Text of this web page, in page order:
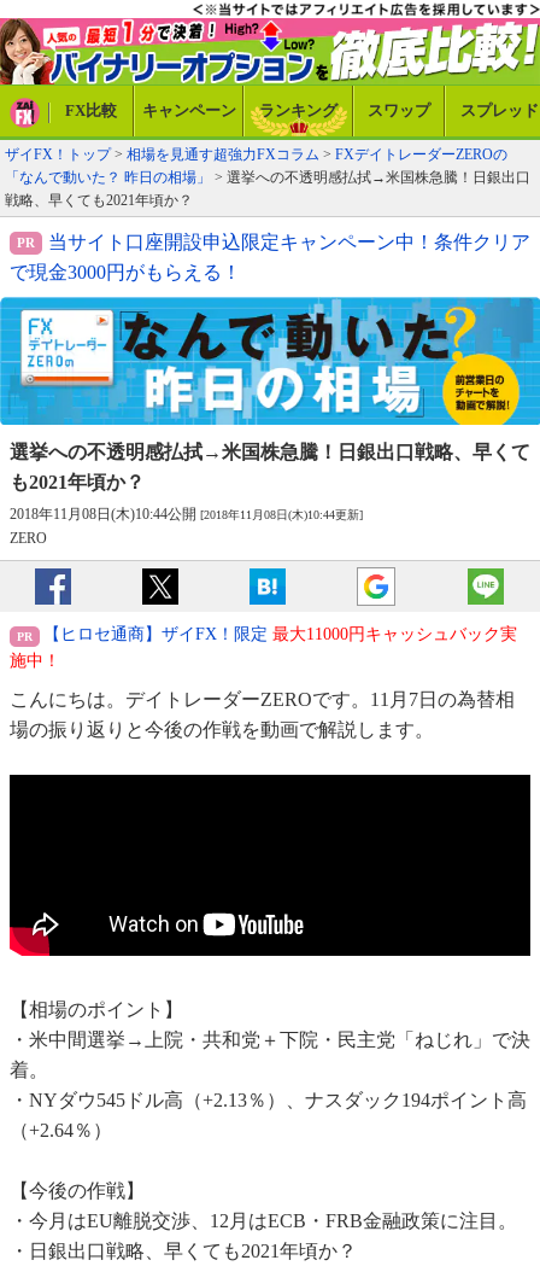
FX比較 キャンペーン ランキング スワップ スプレッド
ザイFX！トップ> 相場を見通す超強力FXコラム > FXデイトレーダーZEROの
「なんで動いた？ 昨日の相場」
> 選挙への不透明感払拭→米国株急騰！日銀出口
戦略、早くても2021年頃か？
当サイト口座開設申込限定キャンペーン中！条件クリア
で現金3000円がもらえる！
選挙への不透明感払拭→米国株急騰！ 日銀出口戦略、早くて
も2021年頃か？
2018年11月08日(木)10:44公開 [2018年11月08日(木)10:44更新]
ZERO
【ヒロセ通商】ザイFX！限定 最大11000円キャッシュバック実
施中！
こんにちは。デイトレーダーZEROです。11月7日の為替相
場の振り返りと今後の作戦を動画で解説します。
【相場のポイント】
・米中間選挙→上院・共和党＋下院・民主党「ねじれ」で決
着。
・NYダウ545ドル高（+2.13％）、ナスダック194ポイント高
（+2.64％）
【今後の作戦】
・今月はEU離脱交渉、12月はECB・FRB金融政策に注目。
・日銀出口戦略、早くても2021年頃か？